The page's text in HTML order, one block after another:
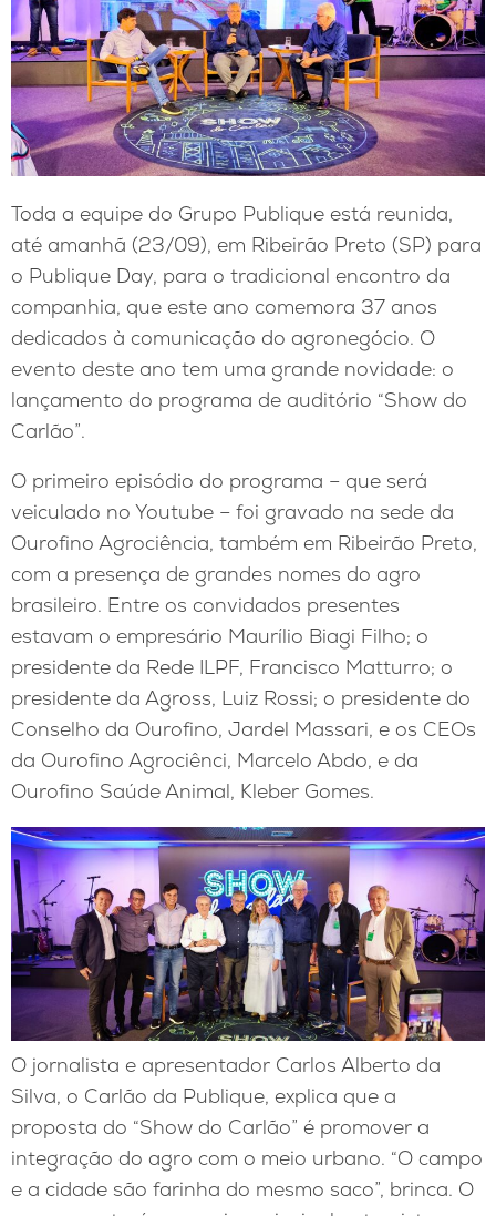
Toda a equipe do Grupo Publique está reunida,
até amanhã (23/09), em Ribeirão Preto (SP) para
o Publique Day, para o tradicional encontro da
companhia, que este ano comemora 37 anos
dedicados à comunicação do agronegócio. O
evento deste ano tem uma grande novidade: o
lançamento do programa de auditório “Show do
Carlão”.
O primeiro episódio do programa – que será
veiculado no Youtube – foi gravado na sede da
Ourofino Agrociência, também em Ribeirão Preto,
com a presença de grandes nomes do agro
brasileiro. Entre os convidados presentes
estavam o empresário Maurílio Biagi Filho; o
presidente da Rede ILPF, Francisco Matturro; o
presidente da Agross, Luiz Rossi; o presidente do
Conselho da Ourofino, Jardel Massari, e os CEOs
da Ourofino Agrociênci, Marcelo Abdo, e da
Ourofino Saúde Animal, Kleber Gomes.
O jornalista e apresentador Carlos Alberto da
Silva, o Carlão da Publique, explica que a
proposta do “Show do Carlão” é promover a
integração do agro com o meio urbano. “O campo
e a cidade são farinha do mesmo saco”, brinca. O